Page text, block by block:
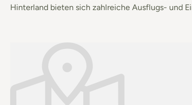
Hinterland bieten sich zahlreiche Ausflugs- und